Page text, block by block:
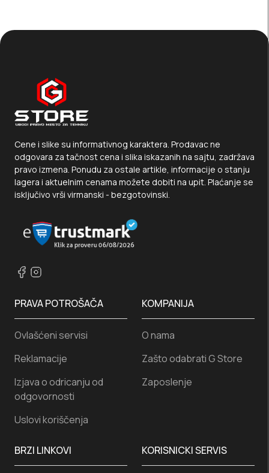
Cene i slike su informativnog karaktera. Prodavac ne
odgovara za tačnost cena i slika iskazanih na sajtu, zadržava
pravo izmena. Ponudu za ostale artikle, informacije o stanju
lagera i aktuelnim cenama možete dobiti na upit. Plaćanje se
isključivo vrši virmanski - bezgotovinski.
KORISNICKI SERVIS
PRAVA POTROŠAČA
Ovlašćeni servisi
Reklamacije
Izjava o odricanju od
odgovornosti
Uslovi koriščenja
KOMPANIJA
O nama
Zašto odabrati G Store
Zaposlenje
BRZI LINKOVI